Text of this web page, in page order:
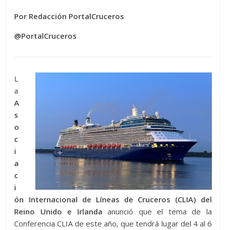
Por Redacción PortalCruceros
@PortalCruceros
L
a
A
s
o
c
i
a
c
i
ón Internacional de Líneas de Cruceros (CLIA) del
Reino Unido e Irlanda anunció que el tema de la
Conferencia CLIA de este año, que tendrá lugar del 4 al 6